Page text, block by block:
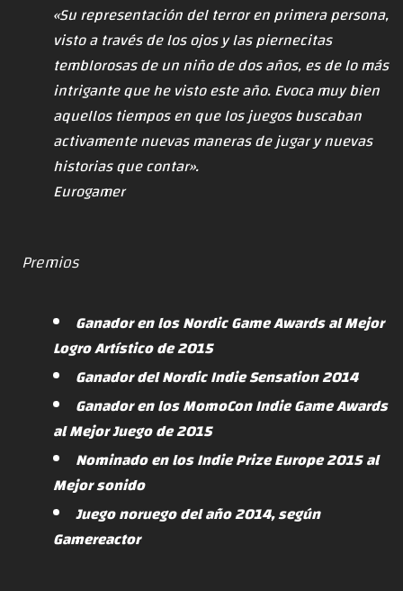
«Su representación del terror en primera persona,
visto a través de los ojos y las piernecitas
temblorosas de un niño de dos años, es de lo más
intrigante que he visto este año. Evoca muy bien
aquellos tiempos en que los juegos buscaban
activamente nuevas maneras de jugar y nuevas
historias que contar».
Eurogamer
Premios
Ganador en los Nordic Game Awards al Mejor
Logro Artístico de 2015
Ganador del Nordic Indie Sensation 2014
Ganador en los MomoCon Indie Game Awards
al Mejor Juego de 2015
Nominado en los Indie Prize Europe 2015 al
Mejor sonido
Juego noruego del año 2014, según
Gamereactor